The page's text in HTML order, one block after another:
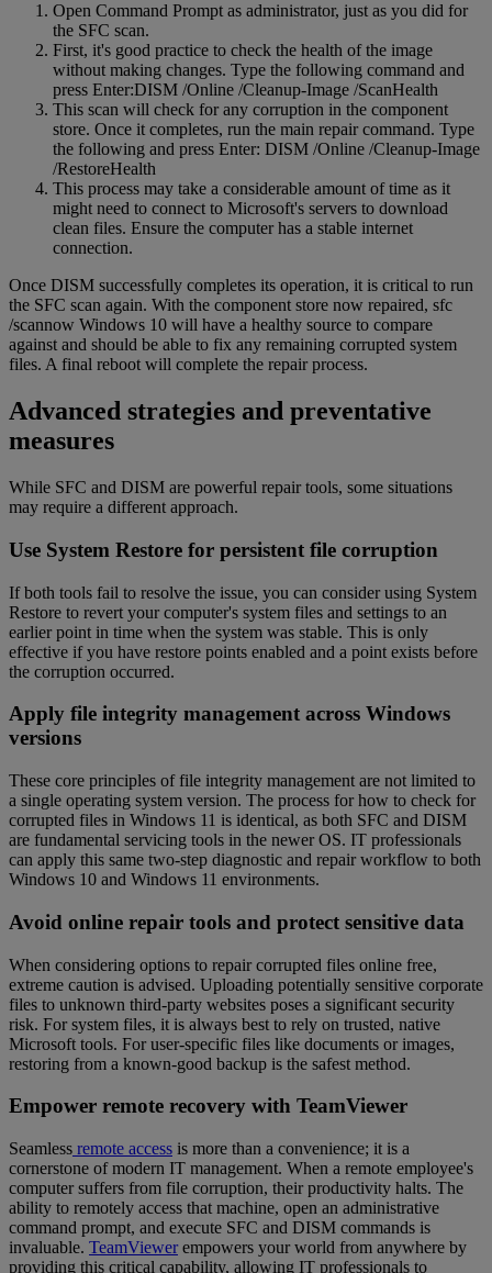
Open Command Prompt as administrator, just as you did for
the SFC scan.
First, it's good practice to check the health of the image
without making changes. Type the following command and
press Enter:DISM /Online /Cleanup-Image /ScanHealth
This scan will check for any corruption in the component
store. Once it completes, run the main repair command. Type
the following and press Enter: DISM /Online /Cleanup-Image
/RestoreHealth
This process may take a considerable amount of time as it
might need to connect to Microsoft's servers to download
clean files. Ensure the computer has a stable internet
connection.
Once DISM successfully completes its operation, it is critical to run
the SFC scan again. With the component store now repaired, sfc
/scannow Windows 10 will have a healthy source to compare
against and should be able to fix any remaining corrupted system
files. A final reboot will complete the repair process.
Advanced strategies and preventative
measures
While SFC and DISM are powerful repair tools, some situations
may require a different approach.
Use System Restore for persistent file corruption
If both tools fail to resolve the issue, you can consider using System
Restore to revert your computer's system files and settings to an
earlier point in time when the system was stable. This is only
effective if you have restore points enabled and a point exists before
the corruption occurred.
Apply file integrity management across Windows
versions
These core principles of file integrity management are not limited to
a single operating system version. The process for how to check for
corrupted files in Windows 11 is identical, as both SFC and DISM
are fundamental servicing tools in the newer OS. IT professionals
can apply this same two-step diagnostic and repair workflow to both
Windows 10 and Windows 11 environments.
Avoid online repair tools and protect sensitive data
When considering options to repair corrupted files online free,
extreme caution is advised. Uploading potentially sensitive corporate
files to unknown third-party websites poses a significant security
risk. For system files, it is always best to rely on trusted, native
Microsoft tools. For user-specific files like documents or images,
restoring from a known-good backup is the safest method.
Empower remote recovery with TeamViewer
Seamless remote access is more than a convenience; it is a
cornerstone of modern IT management. When a remote employee's
computer suffers from file corruption, their productivity halts. The
ability to remotely access that machine, open an administrative
command prompt, and execute SFC and DISM commands is
invaluable. TeamViewerempowers your world from anywhere by
providing this critical capability, allowing IT professionals to